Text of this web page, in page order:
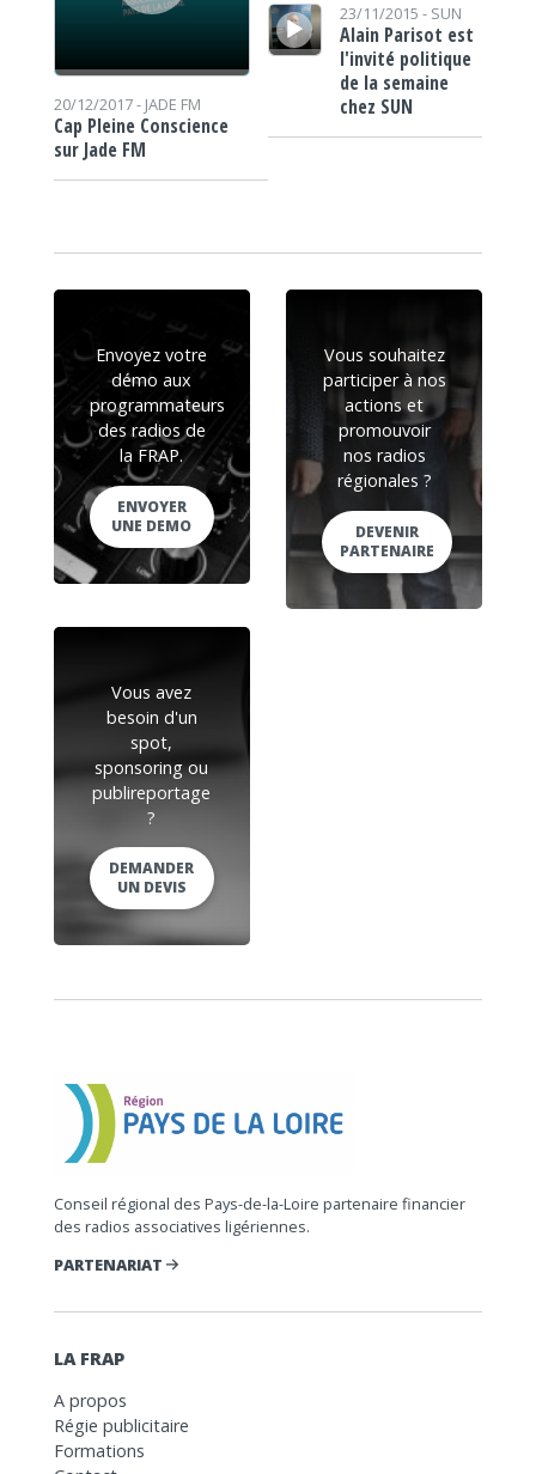
20/12/2017 - JADE FM
Cap Pleine Conscience
sur Jade FM
23/11/2015 - SUN
Alain Parisot est
l'invité politique
de la semaine
chez SUN
Envoyez votre
démo aux
programmateurs
des radios de
la FRAP.
ENVOYER
UNE DEMO
Vous souhaitez
participer à nos
actions et
promouvoir
nos radios
régionales ?
DEVENIR
PARTENAIRE
Vous avez
besoin d'un
spot,
sponsoring ou
publireportage
?
DEMANDER
UN DEVIS
Conseil régional des Pays-de-la-Loire partenaire financier
des radios associatives ligériennes.
PARTENARIAT
LA FRAP
A propos
Régie publicitaire
Formations